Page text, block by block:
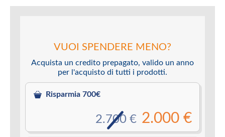
VUOI SPENDERE MENO?
Acquista un credito prepagato, valido un anno
per l'acquisto di tutti i prodotti.
Risparmia 700€
2.000 €
2.700 €